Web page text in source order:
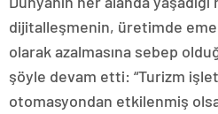
dijitalleşmenin, üretimde
olarak azalmasına sebep
şöyle devam etti: “Turizm
otomasyondan etkilenmiş